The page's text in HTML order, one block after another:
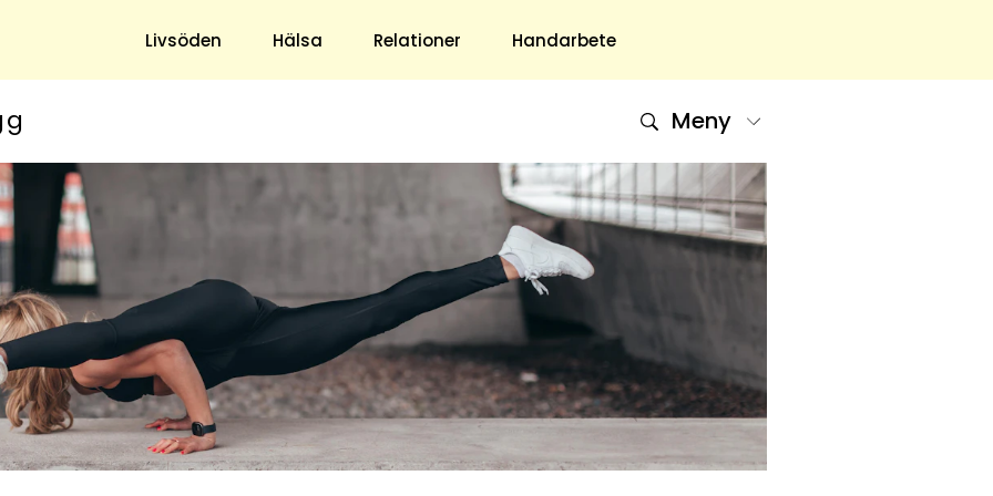
Livsöden Hälsa Relationer Handarbete
& Trädgård
Hushåll
& Dryck
& Antikt
DIY - Gör Det Själv
Underhållning
Horoskop
Quiz
Om Oss
Om Oss & Kontakt
Tidningar Hos Allas.se
Nyhetsbrev
Om Cookies
Integritetspolicy
Skapa Konto
Hantera Preferenser
Meny